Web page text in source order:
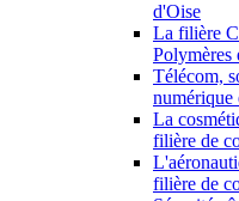
d'Oise
La filière
Polymères
Télécom,
numérique
La
filière de
filière de